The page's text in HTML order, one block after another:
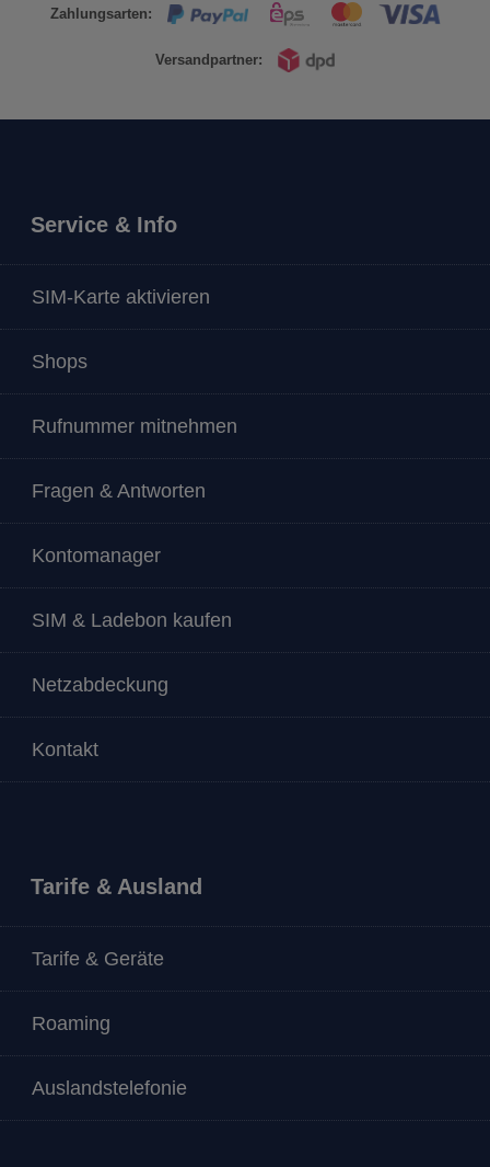
Zahlungsarten:
Versandpartner:
Service & Info
SIM-Karte aktivieren
Shops
Rufnummer mitnehmen
Fragen & Antworten
Kontomanager
SIM & Ladebon kaufen
Netzabdeckung
Kontakt
Tarife & Ausland
Tarife & Geräte
Roaming
Auslandstelefonie